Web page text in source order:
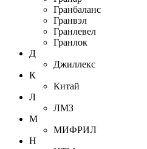
Гранбаланс
Гранвэл
Гранлевел
Гранлок
Д
Джиллекс
К
Китай
Л
ЛМЗ
М
МИФРИЛ
Н